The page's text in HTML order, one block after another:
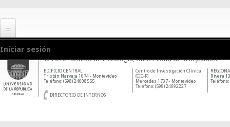
Iniciar sesión
© 2010 Facultad de Psicología, Universidad de la República
Rivera
Teléfono:
Centro de Investigación Clínica
(CIC-P)
Mercedes 1737 - Montevideo
Teléfono: (598) 24092227
EDIFICIO CENTRAL
Tristán Narvaja 1674 - Montevideo
Teléfono: (598) 24008555
DIRECTORIO DE INTERNOS